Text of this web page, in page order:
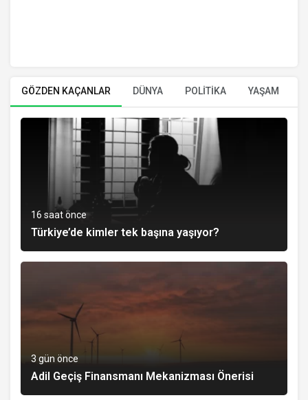
GÖZDEN KAÇANLAR DÜNYA POLİTİKA YAŞAM
16 saat önce
Türkiye’de kimler tek başına yaşıyor?
3 gün önce
Adil Geçiş Finansmanı Mekanizması Önerisi